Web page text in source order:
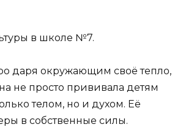
в школе №7.
даря окружающим своё тепло,
не просто прививала детям
телом, но и духом. Её
в собственные силы.